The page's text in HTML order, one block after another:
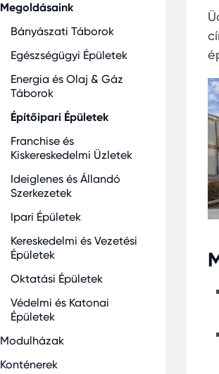
Megoldásaink
Bányászati Táborok
Egészségügyi Épületek
Energia és Olaj & Gáz
Táborok
Építőipari Épületek
Franchise és
Kiskereskedelmi Üzletek
Ideiglenes és Állandó
Szerkezetek
Ipari Épületek
Kereskedelmi és Vezetési
Épületek
Oktatási Épületek
Védelmi és Katonai
Épületek
Modulházak
Konténerek